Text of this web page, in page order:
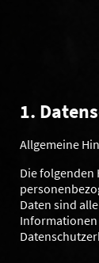
1.
Allgemeine
Die folgenden
Daten sind
Informationen